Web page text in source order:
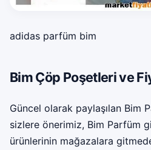
adidas parfüm bim
Bim Çöp Poşetleri ve
Güncel olarak paylaşılan Bim
sizlere önerimiz, Bim Parfüm
ürünlerinin mağazalara